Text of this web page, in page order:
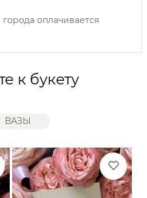
оплачивается
к букету
ВАЗЫ